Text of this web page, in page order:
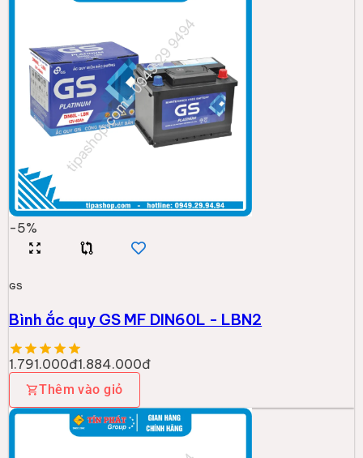
-5%
GS
Bình ắc quy GS MF DIN60L - LBN2
1.791.000đ1.884.000đ
Thêm vào giỏ